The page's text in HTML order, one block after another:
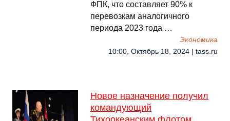
ФПК, что составляет 90% к
перевозкам аналогичного
периода 2023 года …
Экономика
10:00, Октябрь 18, 2024 | tass.ru
Новое назначение получил
командующий